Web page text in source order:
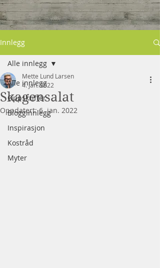
Innlegg
Alle innlegg
Oppskrifter
Blogginnlegg
Inspirasjon
Kostråd
Myter
Alle innlegg
Skagensalat
Mette Lund Larsen
4. jan. 2022
Oppdatert:6. jan. 2022